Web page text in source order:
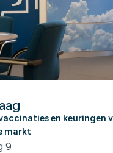
en keuringen
markt
9